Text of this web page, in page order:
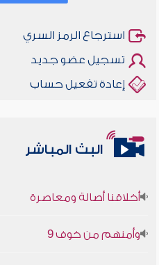
استرجاع الرمز السري
تسجيل عضو جديد
إعادة تفعيل حساب
البث المباشر